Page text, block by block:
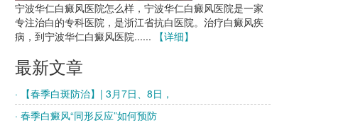
宁波华仁白癜风医院怎么样，宁波华仁白癜风医院是一家
专注治白的专科医院，是浙江省抗白医院。治疗白癜风疾
病，到宁波华仁白癜风医院......
【详细】
最新文章
· 【春季白斑防治】| 3月7日、8日，
· 春季白癜风“同形反应”如何预防